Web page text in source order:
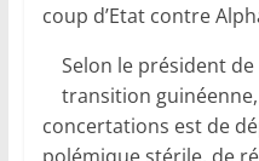
coup d’Etat contre
Selon le président de
transition
concertations est de